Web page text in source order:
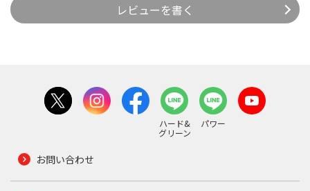
レビューを書く
ハード&
グリーン
パワー
お問い合わせ